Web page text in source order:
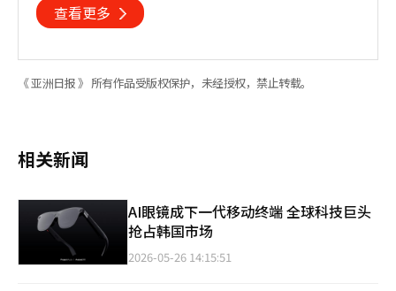
查看更多
《 亚洲日报 》 所有作品受版权保护，未经授权，禁止转载。
相关新闻
AI眼镜成下一代移动终端 全球科技巨头
抢占韩国市场
2026-05-26 14:15:51